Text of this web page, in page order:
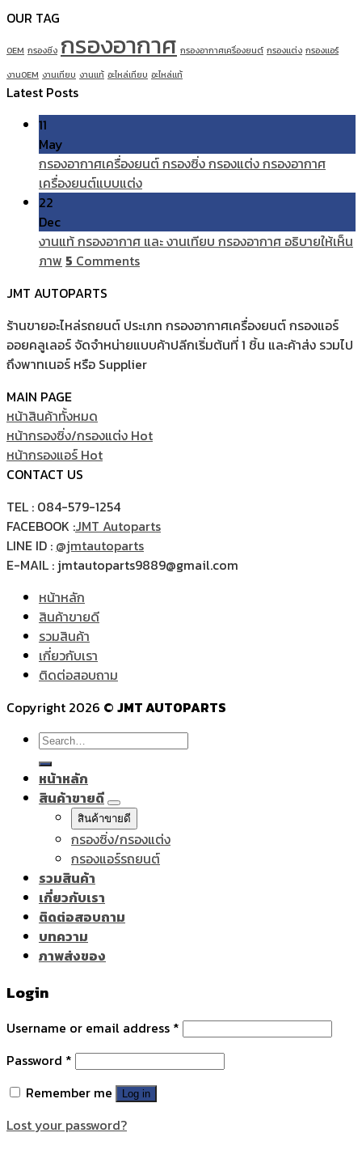
OUR TAG
OEM กรองซิ่ง กรองอากาศ กรองอากาศเครื่องยนต์ กรองแต่ง กรองแอร์
งานOEM งานเทียบ งานแท้ อะไหล่เทียบ อะไหล่แท้
Latest Posts
11
May
กรองอากาศเครื่องยนต์ กรองซิ่ง กรองแต่ง กรองอากาศ
เครื่องยนต์แบบแต่ง
22
Dec
งานแท้ กรองอากาศ และ งานเทียบ กรองอากาศ อธิบายให้เห็น
ภาพ 5 Comments
JMT AUTOPARTS
ร้านขายอะไหล่รถยนต์ ประเภท กรองอากาศเครื่องยนต์ กรองแอร์
ออยคลูเลอร์ จัดจำหน่ายแบบค้าปลีกเริ่มต้นที่ 1 ชิ้น และค้าส่ง รวมไป
ถึงพาทเนอร์ หรือ Supplier
MAIN PAGE
หน้าสินค้าทั้งหมด
หน้ากรองซิ่ง/กรองแต่ง
หน้ากรองแอร์
CONTACT US
TEL : 084-579-1254
FACEBOOK :JMT Autoparts
LINE ID : @jmtautoparts
E-MAIL : jmtautoparts9889@gmail.com
หน้าหลัก
สินค้าขายดี
รวมสินค้า
เกี่ยวกับเรา
ติดต่อสอบถาม
Copyright 2026 © JMT AUTOPARTS
Search
for:
หน้าหลัก
สินค้าขายดี
สินค้าขายดี
กรองซิ่ง/กรองแต่ง
กรองแอร์รถยนต์
รวมสินค้า
เกี่ยวกับเรา
ติดต่อสอบถาม
บทความ
ภาพส่งของ
Login
Username or email address *
Password *
Remember me
Log in
Lost your password?